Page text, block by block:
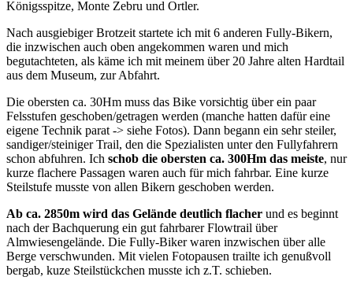
Königsspitze, Monte Zebru und Ortler.
Nach ausgiebiger Brotzeit startete ich mit 6 anderen Fully-Bikern,
die inzwischen auch oben angekommen waren und mich
begutachteten, als käme ich mit meinem über 20 Jahre alten Hardtail
aus dem Museum, zur Abfahrt.
Die obersten ca. 30Hm muss das Bike vorsichtig über ein paar
Felsstufen geschoben/getragen werden (manche hatten dafür eine
eigene Technik parat -> siehe Fotos). Dann begann ein sehr steiler,
sandiger/steiniger Trail, den die Spezialisten unter den Fullyfahrern
schon abfuhren. Ich schob die obersten ca. 300Hm das meiste, nur
kurze flachere Passagen waren auch für mich fahrbar. Eine kurze
Steilstufe musste von allen Bikern geschoben werden.
Ab ca. 2850m wird das Gelände deutlich flacher und es beginnt
nach der Bachquerung ein gut fahrbarer Flowtrail über
Almwiesengelände. Die Fully-Biker waren inzwischen über alle
Berge verschwunden. Mit vielen Fotopausen trailte ich genußvoll
bergab, kuze Steilstückchen musste ich z.T. schieben.